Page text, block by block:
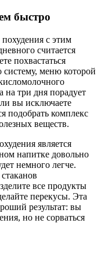
быстро
с этим
считается
похвастаться
меню которой
на три дня порадует
вы исключаете
подобрать комплекс
веществ.
является
напитке довольно
немного легче.
все продукты
перекусы. Эта
результат: вы
но не сорваться